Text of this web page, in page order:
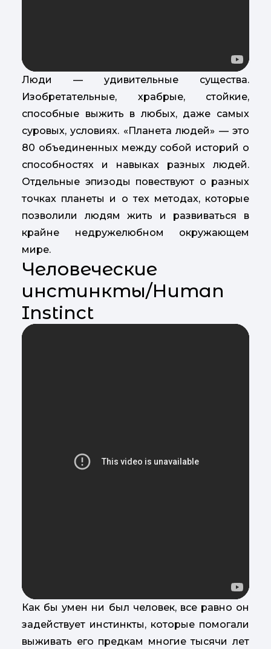
Люди — удивительные существа.
Изобретательные, храбрые, стойкие,
способные выжить в любых, даже самых
суровых, условиях. «Планета людей» — это
80 объединенных между собой историй о
способностях и навыках разных людей.
Отдельные эпизоды повествуют о разных
точках планеты и о тех методах, которые
позволили людям жить и развиваться в
крайне недружелюбном окружающем
мире.
Человеческие
инстинкты/Human
Instinct
Как бы умен ни был человек, все равно он
задействует инстинкты, которые помогали
выживать его предкам многие тысячи лет